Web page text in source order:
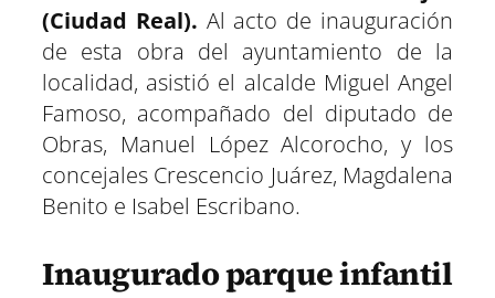
r
e
n
) e
n
r
e
n
e
n
r
e
n
r
e
(Ciudad Real). Al acto de inauguración
de esta obra del ayuntamiento de la
localidad, asistió el alcalde Miguel Angel
Famoso, acompañado del diputado de
Obras, Manuel López Alcorocho, y los
concejales Crescencio Juárez, Magdalena
Benito e Isabel Escribano.
Inaugurado parque infantil